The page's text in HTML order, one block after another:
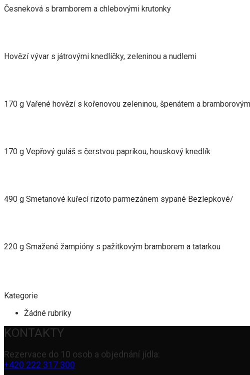
Česneková s bramborem a chlebovými krutonky
Hovězí vývar s játrovými knedlíčky, zeleninou a nudlemi
170 g Vařené hovězí s kořenovou zeleninou, špenátem a
170 g Vepřový guláš s čerstvou paprikou, houskový knedlík
490 g Smetanové kuřecí rizoto parmezánem sypané Bezlepkové/
220 g Smažené žampióny s pažitkovým bramborem a tatarkou
Kategorie
Žádné rubriky
KONTAKTY
Rezervace do 10 osob a objednání jídla:
+420 222 317 300